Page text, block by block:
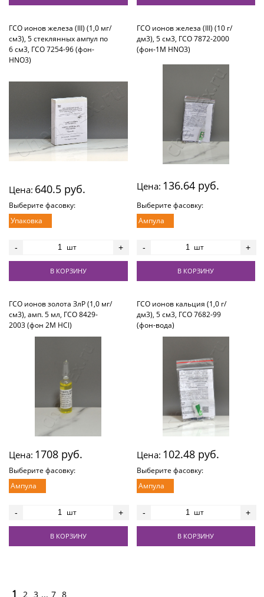
ГСО ионов железа (III) (1,0 мг/
см3), 5 стеклянных ампул по
6 см3, ГСО 7254-96 (фон-
HNO3)
Цена: 640.5 руб.
Выберите фасовку:
Упаковка
- шт +
В КОРЗИНУ
ГСО ионов железа (III) (10 г/
дм3), 5 см3, ГСО 7872-2000
(фон-1М HNO3)
Цена: 136.64 руб.
Выберите фасовку:
Ампула
- шт +
В КОРЗИНУ
ГСО ионов золота ЗлР (1,0 мг/
см3), амп. 5 мл, ГСО 8429-
2003 (фон 2М HCl)
Цена: 1708 руб.
Выберите фасовку:
Ампула
- шт +
В КОРЗИНУ
ГСО ионов кальция (1,0 г/
дм3), 5 см3, ГСО 7682-99
(фон-вода)
Цена: 102.48 руб.
Выберите фасовку:
Ампула
- шт +
В КОРЗИНУ
1 2 3 ... 7 8